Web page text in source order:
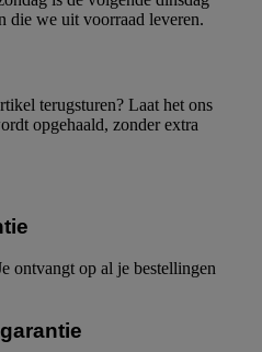
die we uit voorraad leveren.
terugsturen? Laat het ons
opgehaald, zonder extra
ontvangt op al je bestellingen